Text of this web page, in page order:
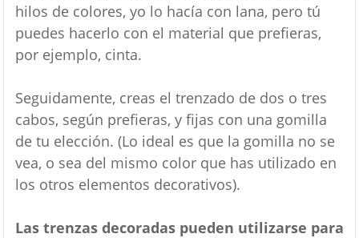
hilos de colores, yo lo hacía con lana, pero tú
puedes hacerlo con el material que prefieras,
por ejemplo, cinta.
Seguidamente, creas el trenzado de dos o tres
cabos, según prefieras, y fijas con una gomilla
de tu elección. (Lo ideal es que la gomilla no se
vea, o sea del mismo color que has utilizado en
los otros elementos decorativos).
Las trenzas decoradas pueden utilizarse para